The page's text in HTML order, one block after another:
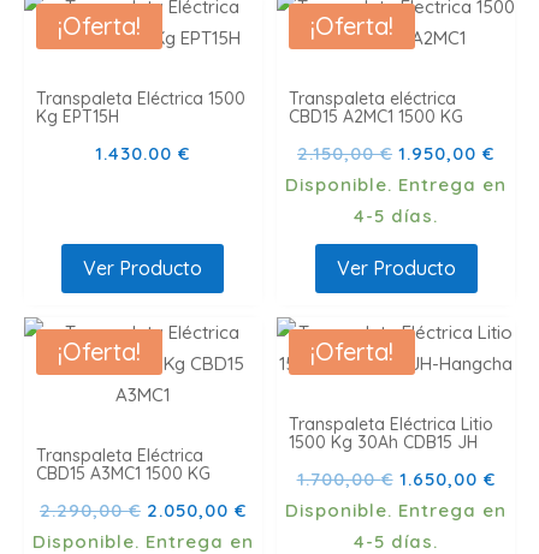
¡Oferta!
Transpaleta Eléctrica 1500
Kg EPT15H
1.430.00€
Ver Producto
¡Oferta!
Transpaleta eléctrica
CBD15 A2MC1 1500 KG
2.150,00€ El
precio
original
era:
2.150,00 €.
1.950,00€
Disponible. Entrega en
4-5 días.
Ver Producto
¡Oferta!
Transpaleta Eléctrica
CBD15 A3MC1 1500 KG
2.290,00€ El
precio
2.050,00 €El
precio
Disponible. Entrega en
¡Oferta!
Transpaleta Eléctrica Litio
1500 Kg 30Ah CDB15 JH
1.700,00€ El
precio
original
1.650,00 €El
Disponible. Entrega en
4-5 días.